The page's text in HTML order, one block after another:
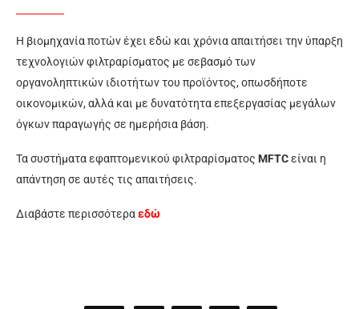
Η βιομηχανία ποτών έχει εδώ και χρόνια απαιτήσει την ύπαρξη
τεχνολογιών φιλτραρίσματος με σεβασμό των
οργανοληπτικών ιδιοτήτων του προϊόντος, οπωσδήποτε
οικονομικών, αλλά και με δυνατότητα επεξεργασίας μεγάλων
όγκων παραγωγής σε ημερήσια βάση.
Τα συστήματα εφαπτομενικού φιλτραρίσματος MFTCείναι η
απάντηση σε αυτές τις απαιτήσεις.
Διαβάστε περισσότεραεδώ